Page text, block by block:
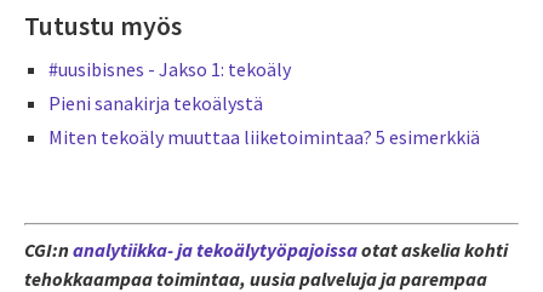
Tutustu myös
#uusibisnes - Jakso 1: tekoäly
Pieni sanakirja tekoälystä
Miten tekoäly muuttaa liiketoimintaa? 5 esimerkkiä
CGI:nanalytiikka- ja tekoälytyöpajoissaotat askelia kohti
tehokkaampaa toimintaa, uusia palveluja ja parempaa